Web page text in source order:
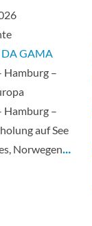
DA GAMA
Hamburg –
Hamburg –
auf See
Norwegen…